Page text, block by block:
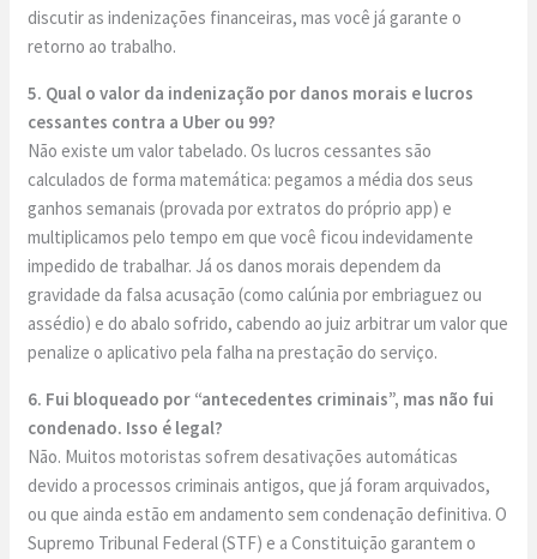
discutir as indenizações financeiras, mas você já garante o
retorno ao trabalho.
5. Qual o valor da indenização por danos morais e lucros
cessantes contra a Uber ou 99?
Não existe um valor tabelado. Os lucros cessantes são
calculados de forma matemática: pegamos a média dos seus
ganhos semanais (provada por extratos do próprio app) e
multiplicamos pelo tempo em que você ficou indevidamente
impedido de trabalhar. Já os danos morais dependem da
gravidade da falsa acusação (como calúnia por embriaguez ou
assédio) e do abalo sofrido, cabendo ao juiz arbitrar um valor que
penalize o aplicativo pela falha na prestação do serviço.
6. Fui bloqueado por “antecedentes criminais”, mas não fui
condenado. Isso é legal?
Não. Muitos motoristas sofrem desativações automáticas
devido a processos criminais antigos, que já foram arquivados,
ou que ainda estão em andamento sem condenação definitiva. O
Supremo Tribunal Federal (STF) e a Constituição garantem o